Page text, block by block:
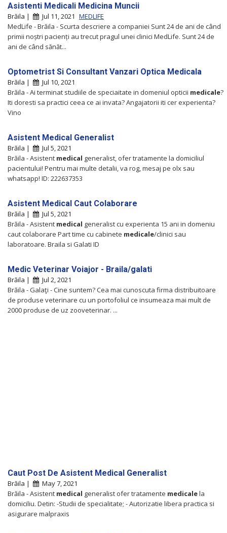
Asistenti Medicali Medicina Muncii
Brăila | Jul 11, 2021 MEDLIFE
MedLife - Brăila - Scurta descriere a companiei Sunt 24 de ani de când
primii noștri pacienți au trecut pragul unei clinici MedLife. Sunt 24 de
ani de când sănăt...
Optometrist Si Consultant Vanzari Optica Medicala
Brăila |
Jul 10, 2021
Brăila - Ai terminat studiile de speciaitate in domeniul opticii medicale?
Iti doresti sa practici ceea ce ai invata? Angajatorii iti cer experienta?
Vino
Asistent Medical Generalist
Brăila |
Jul 5, 2021
Brăila - Asistent medical generalist, ofer tratamente la domiciliul
pacientului! Pentru mai multe detalii, va rog, mesaj pe olx sau
whatsapp! ID: 222637353
Asistent Medical Caut Colaborare
Brăila |
Jul 5, 2021
Brăila - Asistent medical generalist cu experienta 15 ani in domeniu
caut colaborare Part time cu cabinete medicale/clinici sau
laboratoare. Braila si Galati ID
Medic Veterinar Voiajor - Braila/galati
Brăila |
Jul 2, 2021
Brăila - Galaţi - Cine suntem? Cea mai cunoscuta firma distribuitoare
de produse veterinare cu un portofoliul ce insumeaza mai mult de
2000 produse de uz zooveterinar. ...
Caut Post De Asistent Medical Generalist
Brăila |
May 7, 2021
Brăila - Asistent medical generalist ofer tratamente medicalela
domiciliu. Detin: -Studii de specialitate; - Autorizatie libera practica si
asigurare malpraxis